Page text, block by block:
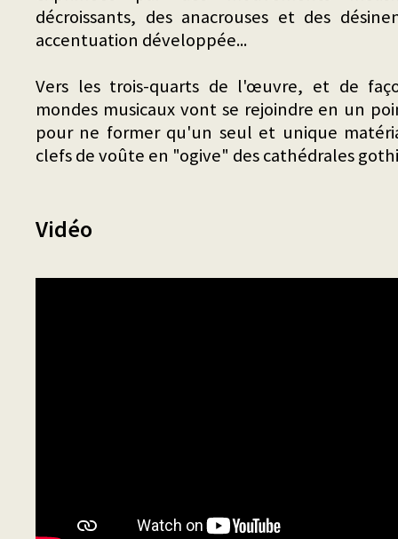
décroissants, des anacrouses et des
accentuation développée...
Vers les trois-quarts de l'œuvre, et de
mondes musicaux vont se rejoindre en un
pour ne former qu'un seul et unique
clefs de voûte en "ogive" des cathédrales
Vidéo